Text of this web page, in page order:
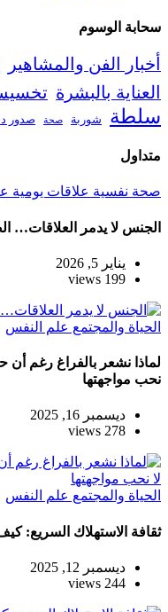
سحابة الوسوم
أخبار الفن والمشاهير
العناية بالبشرة
سلطة شوربة صحة صدور
متداول
صحة نفسية علاقات يومية
الجنس لا يدمر العلاقات…
يناير 5, 2026
199 views
الحياة والمجتمع علم النفس
لماذا نشعر بالفراغ رغم أن
نحب مواجهتها
ديسمبر 16, 2025
278 views
الحياة والمجتمع علم النفس
ثقافة الاستهلاك السريع:
ديسمبر 12, 2025
244 views